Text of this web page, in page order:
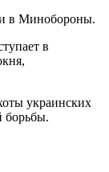
в Минобороны.
в
украинских
борьбы.